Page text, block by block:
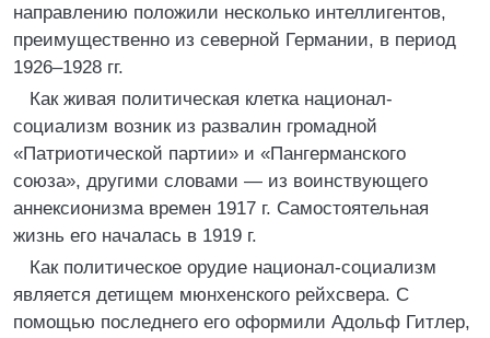
направлению положили несколько интеллигентов,
преимущественно из северной Германии, в период
1926–1928 гг.
Как живая политическая клетка национал-
социализм возник из развалин громадной
«Патриотической партии» и «Пангерманского
союза», другими словами — из воинствующего
аннексионизма времен 1917 г. Самостоятельная
жизнь его началась в 1919 г.
Как политическое орудие национал-социализм
является детищем мюнхенского рейхсвера. С
помощью последнего его оформили Адольф Гитлер,